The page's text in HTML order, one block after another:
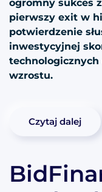
ogromny sukces
pierwszy exit w
potwierdzenie
inwestycyjnej
wzrostu.
Czytaj dalej